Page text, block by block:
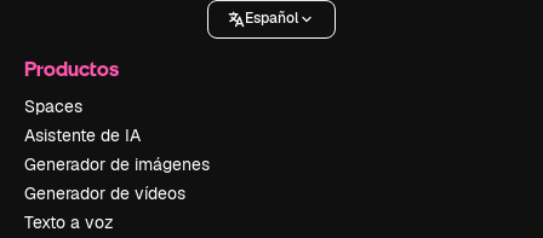
Español
Productos
Spaces
Asistente de IA
Generador de imágenes
Generador de vídeos
Texto a voz